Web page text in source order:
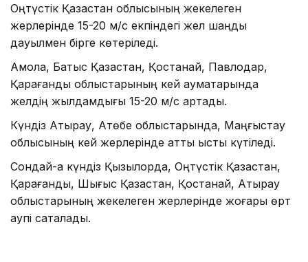
Оңтүстік Қазақстан облысының жекелеген
жерлерінде 15-20 м/с екпіндегі жел шаңды
дауылмен бірге көтеріледі.
Ақмола, Батыс Қазақстан, Қостанай, Павлодар,
Қарағанды облыстарының кей аумақтарында
желдің жылдамдығы 15-20 м/с артады.
Күндіз Атырау, Ақтөбе облыстарында, Маңғыстау
облысының кей жерлерінде қатты ыстық күтіледі.
Сондай-ақ күндіз Қызылорда, Оңтүстік Қазақстан,
Қарағанды, Шығыс Қазақстан, Қостанай, Атырау
облыстарының жекелеген жерлерінде жоғары өрт
қаупі сақталады.